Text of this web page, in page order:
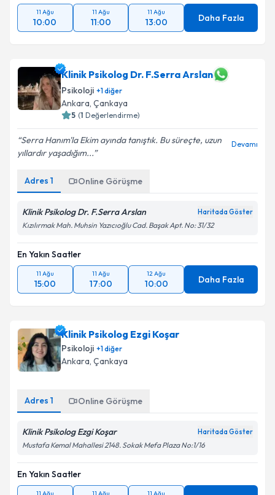
11 Ağu
10:00
11 Ağu
11:00
11 Ağu
13:00 Daha Fazla
Klinik Psikolog Dr. F.Serra Arslan
Psikoloji +1diğer
Ankara, Çankaya
5 (1 Değerlendirme)
Serra Hanım'la Ekim ayında tanıştık. Bu süreçte, uzun
yıllardır yaşadığım...
Devamı
Adres 1 Online Görüşme
Klinik Psikolog Dr. F.Serra Arslan Haritada Göster
Kızılırmak Mah. Muhsin Yazıcıoğlu Cad. Başak Apt. No: 31/32
En Yakın Saatler
11 Ağu
15:00
11 Ağu
17:00
12 Ağu
10:00 Daha Fazla
Klinik Psikolog Ezgi Koşar
Psikoloji +1diğer
Ankara, Çankaya
Adres 1 Online Görüşme
Klinik Psikolog Ezgi Koşar Haritada Göster
Mustafa Kemal Mahallesi 2148. Sokak Mefa Plaza No:1/16
En Yakın Saatler